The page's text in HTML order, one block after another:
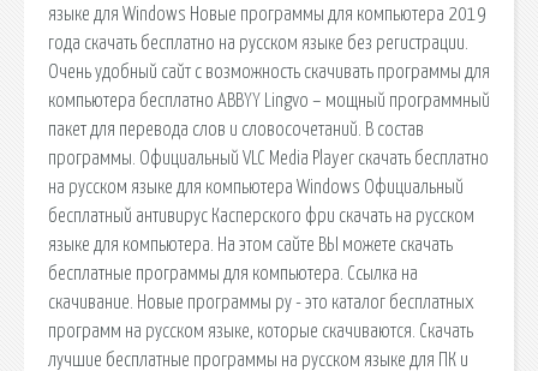
языке для Windows Новые программы для компьютера 2019
года скачать бесплатно на русском языке без регистрации.
Очень удобный сайт с возможность скачивать программы для
компьютера бесплатно ABBYY Lingvo – мощный программный
пакет для перевода слов и словосочетаний. В состав
программы. Официальный VLC Media Player скачать бесплатно
на русском языке для компьютера Windows Официальный
бесплатный антивирус Касперского фри скачать на русском
языке для компьютера. На этом сайте ВЫ можете скачать
бесплатные программы для компьютера. Ссылка на
скачивание. Новые программы ру - это каталог бесплатных
программ на русском языке, которые скачиваются. Скачать
лучшие бесплатные программы на русском языке для ПК и